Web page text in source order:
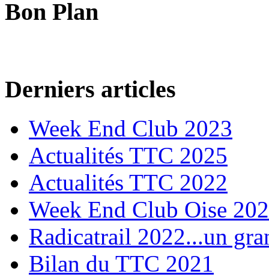
Bon Plan
Derniers articles
Week End Club 2023
Actualités TTC 2025
Actualités TTC 2022
Week End Club Oise
Radicatrail 2022...un
Bilan du TTC 2021